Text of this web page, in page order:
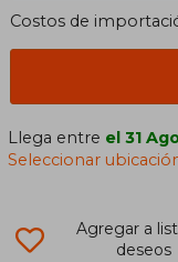
Costos de
Llega entre el 31
Seleccionar
Agregar a
deseos